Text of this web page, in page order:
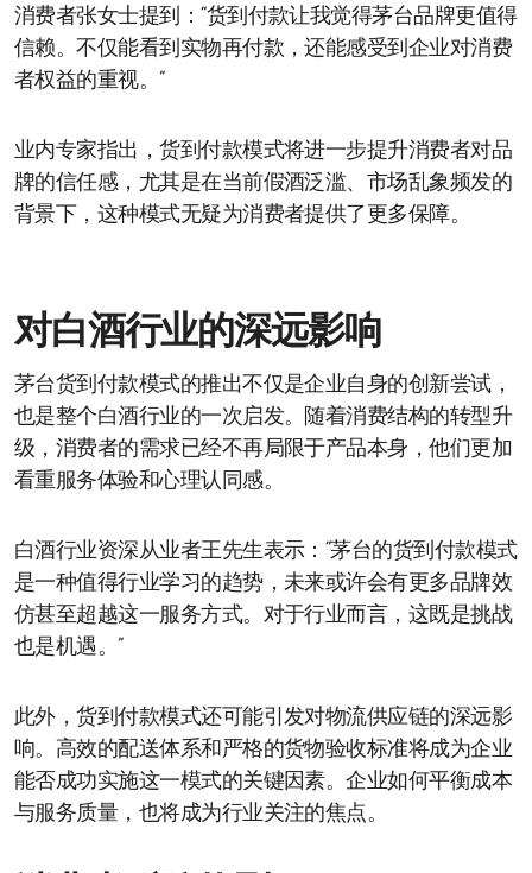
消费者张女士提到：“货到付款让我觉得茅台品牌更值得
信赖。不仅能看到实物再付款，还能感受到企业对消费
者权益的重视。”
业内专家指出，货到付款模式将进一步提升消费者对品
牌的信任感，尤其是在当前假酒泛滥、市场乱象频发的
背景下，这种模式无疑为消费者提供了更多保障。
对白酒行业的深远影响
茅台货到付款模式的推出不仅是企业自身的创新尝试，
也是整个白酒行业的一次启发。随着消费结构的转型升
级，消费者的需求已经不再局限于产品本身，他们更加
看重服务体验和心理认同感。
白酒行业资深从业者王先生表示：“茅台的货到付款模式
是一种值得行业学习的趋势，未来或许会有更多品牌效
仿甚至超越这一服务方式。对于行业而言，这既是挑战
也是机遇。”
此外，货到付款模式还可能引发对物流供应链的深远影
响。高效的配送体系和严格的货物验收标准将成为企业
能否成功实施这一模式的关键因素。企业如何平衡成本
与服务质量，也将成为行业关注的焦点。